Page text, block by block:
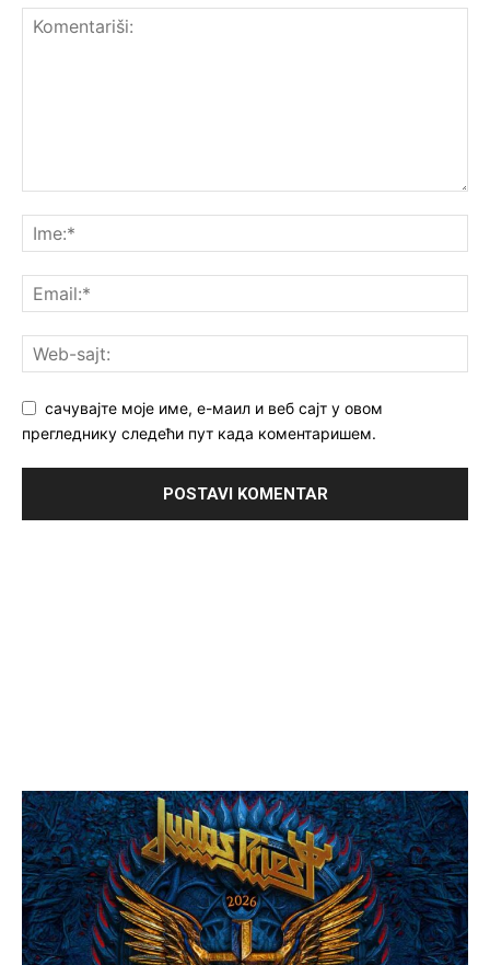
сачувајте моје име, е-маил и веб сајт у овом
прегледнику следећи пут када коментаришем.